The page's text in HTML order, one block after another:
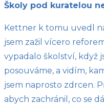
Školy pod kuratelou
Kettner k tomu uvedl
jsem zažil vícero
vypadalo školství, když
posouváme, a vidím,
jsem naprosto zdrcen.
abych zachránil, co se